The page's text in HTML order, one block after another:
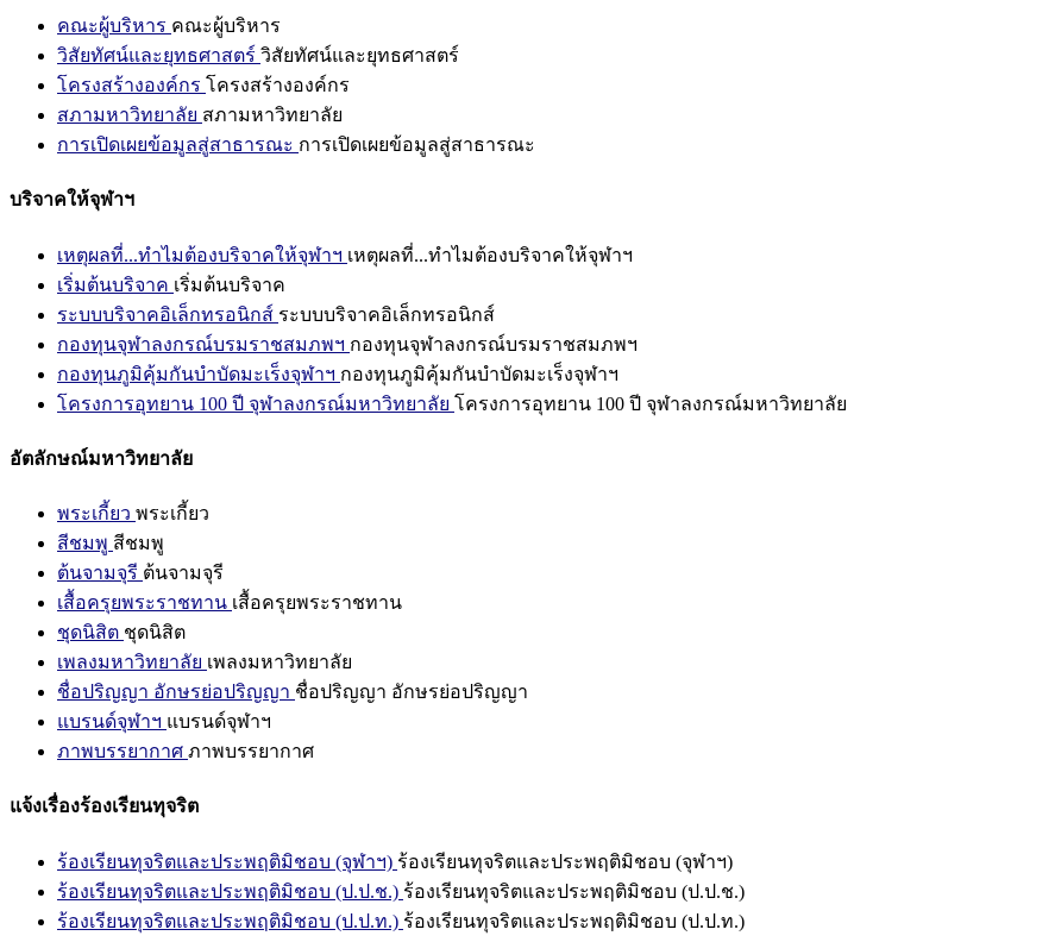
คณะผู้บริหาร คณะผู้บริหาร
วิสัยทัศน์และยุทธศาสตร์ วิสัยทัศน์และยุทธศาสตร์
โครงสร้างองค์กร โครงสร้างองค์กร
สภามหาวิทยาลัย สภามหาวิทยาลัย
การเปิดเผยข้อมูลสู่สาธารณะ การเปิดเผยข้อมูลสู่สาธารณะ
บริจาคให้จุฬาฯ
เหตุผลที่...ทำไมต้องบริจาคให้จุฬาฯ เหตุผลที่...ทำไมต้องบริจาคให้จุฬาฯ
เริ่มต้นบริจาค เริ่มต้นบริจาค
ระบบบริจาคอิเล็กทรอนิกส์ ระบบบริจาคอิเล็กทรอนิกส์
กองทุนจุฬาลงกรณ์บรมราชสมภพฯ กองทุนจุฬาลงกรณ์บรมราชสมภพฯ
กองทุนภูมิคุ้มกันบำบัดมะเร็งจุฬาฯ กองทุนภูมิคุ้มกันบำบัดมะเร็งจุฬาฯ
โครงการอุทยาน 100 ปี จุฬาลงกรณ์มหาวิทยาลัย โครงการอุทยาน 100 ปี จุฬาลงกรณ์มหาวิทยาลัย
อัตลักษณ์มหาวิทยาลัย
พระเกี้ยว พระเกี้ยว
สีชมพู สีชมพู
ต้นจามจุรี ต้นจามจุรี
เสื้อครุยพระราชทาน เสื้อครุยพระราชทาน
ชุดนิสิต ชุดนิสิต
เพลงมหาวิทยาลัย เพลงมหาวิทยาลัย
ชื่อปริญญา อักษรย่อปริญญา ชื่อปริญญา อักษรย่อปริญญา
แบรนด์จุฬาฯ แบรนด์จุฬาฯ
ภาพบรรยากาศ ภาพบรรยากาศ
แจ้งเรื่องร้องเรียนทุจริต
ร้องเรียนทุจริตและประพฤติมิชอบ (จุฬาฯ) ร้องเรียนทุจริตและประพฤติมิชอบ (จุฬาฯ)
ร้องเรียนทุจริตและประพฤติมิชอบ (ป.ป.ช.) ร้องเรียนทุจริตและประพฤติมิชอบ (ป.ป.ช.)
ร้องเรียนทุจริตและประพฤติมิชอบ (ป.ป.ท.) ร้องเรียนทุจริตและประพฤติมิชอบ (ป.ป.ท.)